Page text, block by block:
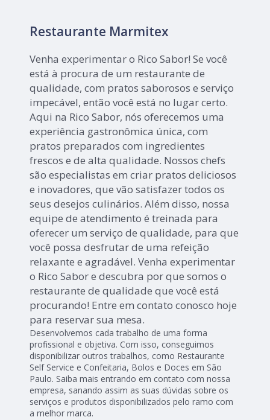
Restaurante Marmitex
Venha experimentar o Rico Sabor! Se você
está à procura de um restaurante de
qualidade, com pratos saborosos e serviço
impecável, então você está no lugar certo.
Aqui na Rico Sabor, nós oferecemos uma
experiência gastronômica única, com
pratos preparados com ingredientes
frescos e de alta qualidade. Nossos chefs
são especialistas em criar pratos deliciosos
e inovadores, que vão satisfazer todos os
seus desejos culinários. Além disso, nossa
equipe de atendimento é treinada para
oferecer um serviço de qualidade, para que
você possa desfrutar de uma refeição
relaxante e agradável. Venha experimentar
o Rico Sabor e descubra por que somos o
restaurante de qualidade que você está
procurando! Entre em contato conosco hoje
para reservar sua mesa.
Desenvolvemos cada trabalho de uma forma
profissional e objetiva. Com isso, conseguimos
disponibilizar outros trabalhos, como Restaurante
Self Service e Confeitaria, Bolos e Doces em São
Paulo. Saiba mais entrando em contato com nossa
empresa, sanando assim as suas dúvidas sobre os
serviços e produtos disponibilizados pelo ramo com
a melhor marca.